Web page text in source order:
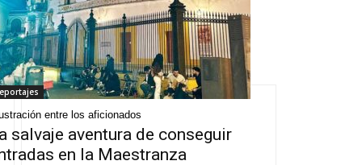
entre los aficionados
salvaje aventura de conseguir
en la Maestranza